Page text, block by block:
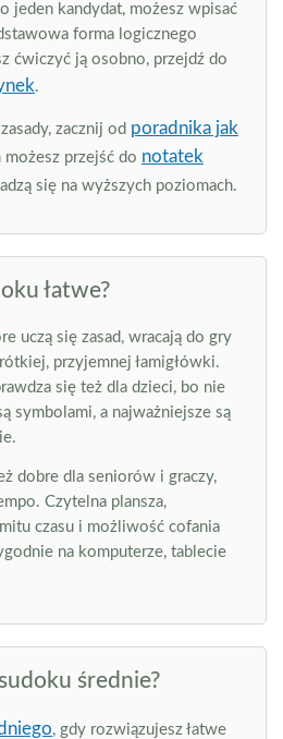
jeden kandydat, możesz wpisać
forma logicznego
ćwiczyć ją osobno, przejdź do
.
zacznij od poradnika jak
możesz przejść do notatek
się na wyższych poziomach.
łatwe?
uczą się zasad, wracają do gry
przyjemnej łamigłówki.
się też dla dzieci, bo nie
symbolami, a najważniejsze są
dobre dla seniorów i graczy,
Czytelna plansza,
czasu i możliwość cofania
na komputerze, tablecie
średnie?
, gdy rozwiązujesz łatwe